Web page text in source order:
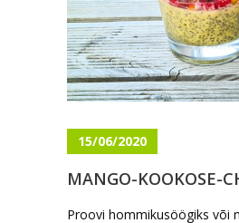
15/06/2020
MANGO-KOOKOSE-
Proovi hommikusöögiks või